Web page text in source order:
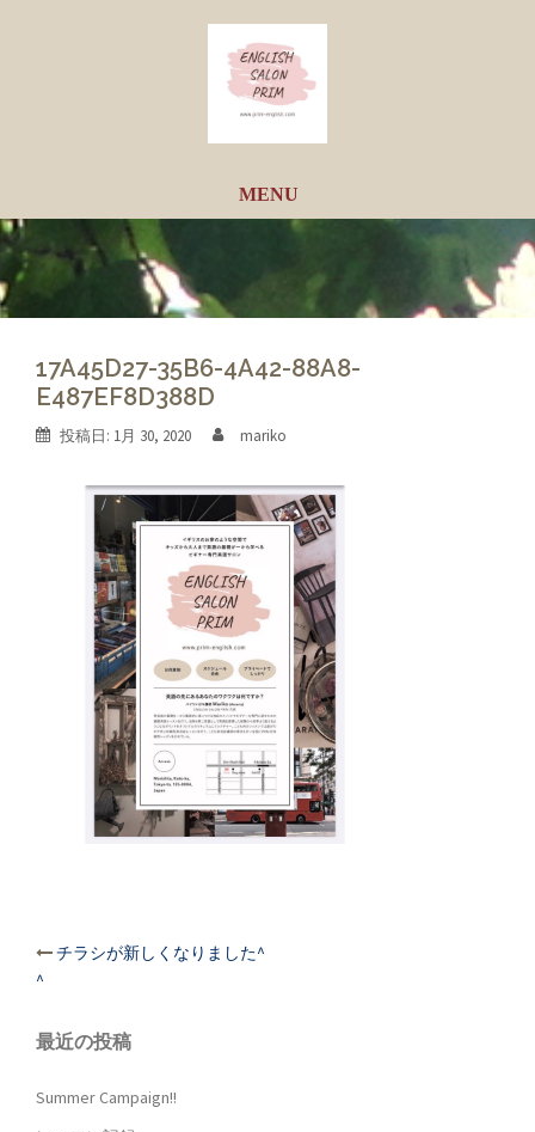
ッ
プ
17A45D27-35B6-4A42-88A8-
E487EF8D388D
投稿日: 1月 30, 2020 mariko
投
稿
ビ
ー
シ
チラシが新しくなりました^
^
最近の投稿
Summer Campaign!!